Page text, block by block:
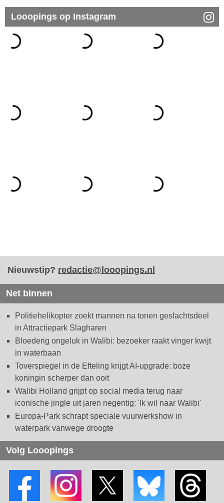
Looopings op Instagram
Nieuwstip? redactie@looopings.nl
Net binnen
Politiehelikopter zoekt mannen na tonen geslachtsdeel
in Attractiepark Slagharen
Bloederig ongeluk in Walibi: bezoeker raakt vinger kwijt
in waterbaan
Toverspiegel in de Efteling krijgt AI-upgrade: boze
koningin scherper dan ooit
Walibi Holland grijpt op social media terug naar
iconische jingle uit jaren negentig: 'Ik wil naar Walibi'
Europa-Park schrapt speciale vuurwerkshow in
waterpark vanwege droogte
Volg Looopings